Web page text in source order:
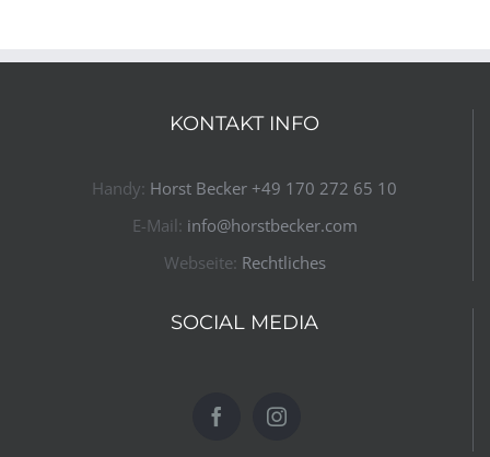
KONTAKT INFO
Handy: Horst Becker ​+49 170 272 65 10​
E-Mail: info@horstbecker.com
Webseite: Rechtliches
SOCIAL MEDIA